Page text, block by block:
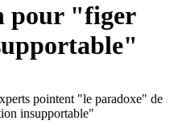
pour "figer